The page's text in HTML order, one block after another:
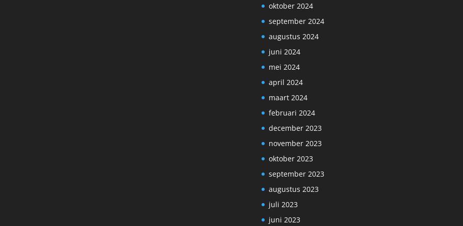
oktober 2024
september 2024
augustus 2024
juni 2024
mei 2024
april 2024
maart 2024
februari 2024
december 2023
november 2023
oktober 2023
september 2023
augustus 2023
juli 2023
juni 2023